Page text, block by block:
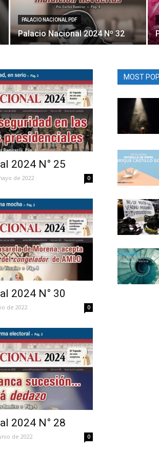
PALACIO NACIONAL PDF
Palacio Nacional 2024 Nº 32
2024 N° 25
de 2022 0
2024 N° 30
de 2022 0
2024 N° 28
de 2022 0
MOST